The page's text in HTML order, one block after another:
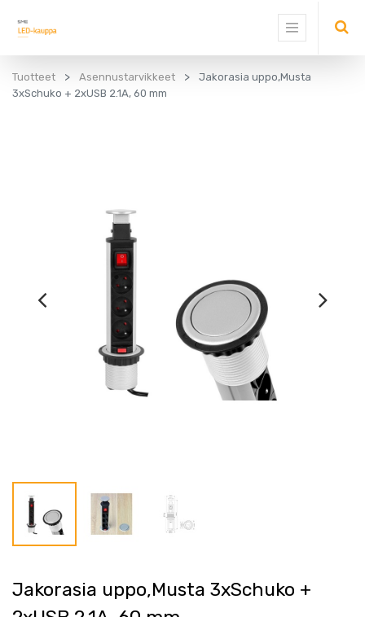
Tuotteet Asennustarvikkeet
Jakorasia uppo,Musta
3xSchuko + 2xUSB 2.1A, 60 mm
Jakorasia uppo,Musta 3xSchuko +